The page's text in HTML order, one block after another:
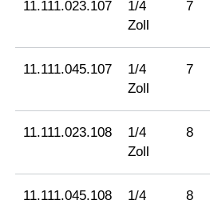
11.111.023.107
1/4
Zoll
7
11.111.045.107
1/4
Zoll
7
11.111.023.108
1/4
Zoll
8
11.111.045.108
1/4
8